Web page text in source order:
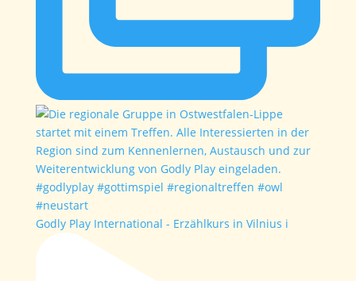
Godly Play International - Erzählkurs in Vilnius i